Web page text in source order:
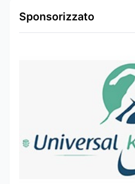
Sponsorizzato